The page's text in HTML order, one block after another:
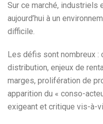
Sur ce marché,
aujourd’hui à un
difficile.
Les défis sont nombreux :
distribution, enjeux de
marges, prolifération de
apparition du « conso-
exigeant et critique vis-à-